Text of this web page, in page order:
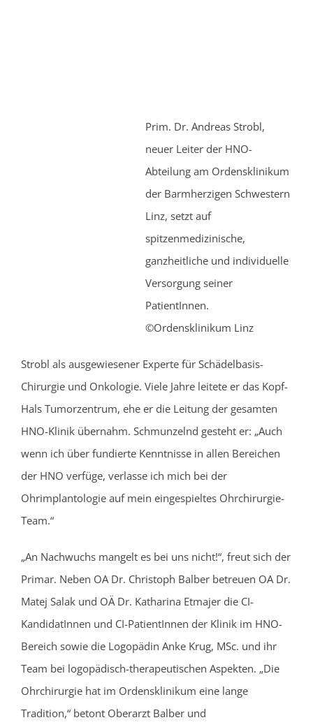
Prim. Dr. Andreas Strobl,
neuer Leiter der HNO-
Abteilung am Ordensklinikum
der Barmherzigen Schwestern
Linz, setzt auf
spitzenmedizinische,
ganzheitliche und individuelle
Versorgung seiner
PatientInnen.
©Ordensklinikum Linz
Strobl als ausgewiesener Experte für Schädelbasis-
Chirurgie und Onkologie. Viele Jahre leitete er das Kopf-
Hals Tumorzentrum, ehe er die Leitung der gesamten
HNO-Klinik übernahm. Schmunzelnd gesteht er: „Auch
wenn ich über fundierte Kenntnisse in allen Bereichen
der HNO verfüge, verlasse ich mich bei der
Ohrimplantologie auf mein eingespieltes Ohrchirurgie-
Team.“
„An Nachwuchs mangelt es bei uns nicht!“, freut sich der
Primar. Neben OA Dr. Christoph Balber betreuen OA Dr.
Matej Salak und OÄ Dr. Katharina Etmajer die CI-
KandidatInnen und CI-PatientInnen der Klinik im HNO-
Bereich sowie die Logopädin Anke Krug, MSc. und ihr
Team bei logopädisch-therapeutischen Aspekten. „Die
Ohrchirurgie hat im Ordensklinikum eine lange
Tradition,“ betont Oberarzt Balber und